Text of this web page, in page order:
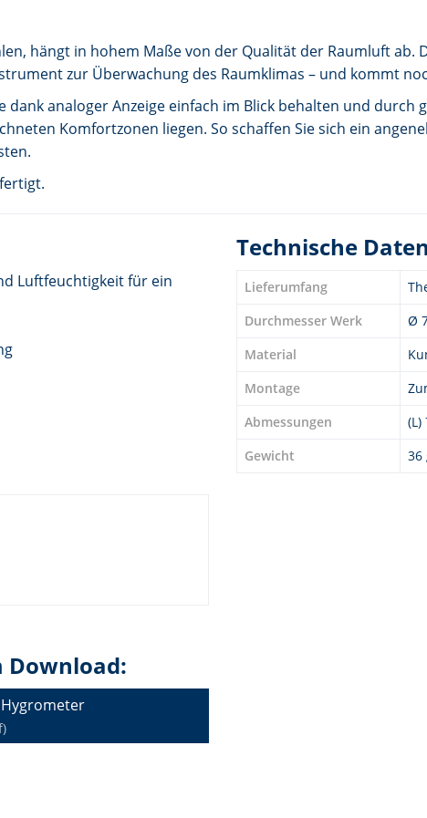
hängt in hohem Maße von der Qualität der Raumluft
zur Überwachung des Raumklimas – und kommt
analoger Anzeige einfach im Blick behalten und durch
Komfortzonen liegen. So schaffen Sie sich ein
Luftfeuchtigkeit für ein
Technische
Lieferumfang
Durchmesser Werk
Ø
Material
Montage
Abmessungen
(L)
Gewicht
36